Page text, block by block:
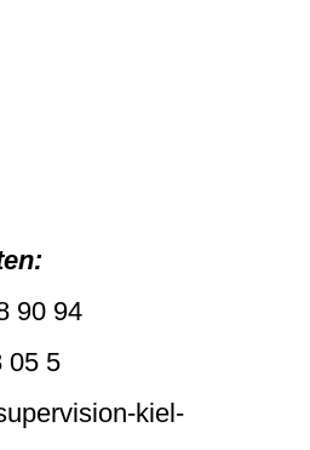
90 94
05 5
kiel-